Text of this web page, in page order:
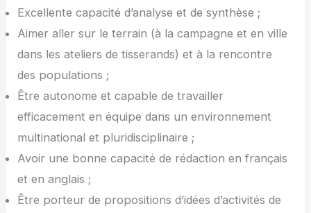
Excellente capacité d’analyse et de synthèse ;
Aimer aller sur le terrain (à la campagne et en ville
dans les ateliers de tisserands) et à la rencontre
des populations ;
Être autonome et capable de travailler
efficacement en équipe dans un environnement
multinational et pluridisciplinaire ;
Avoir une bonne capacité de rédaction en français
et en anglais ;
Être porteur de propositions d’idées d’activités de